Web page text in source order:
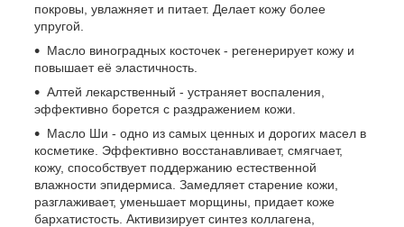
покровы, увлажняет и питает. Делает кожу более
упругой.
Масло виноградных косточек - регенерирует кожу и
повышает её эластичность.
Алтей лекарственный - устраняет воспаления,
эффективно борется с раздражением кожи.
Масло Ши - одно из самых ценных и дорогих масел в
косметике. Эффективно восстанавливает, смягчает,
кожу, способствует поддержанию естественной
влажности эпидермиса. Замедляет старение кожи,
разглаживает, уменьшает морщины, придает коже
бархатистость. Активизирует синтез коллагена,